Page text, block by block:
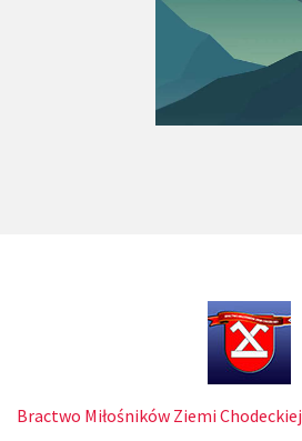
Bractwo Miłośników Ziemi Chodeckiej